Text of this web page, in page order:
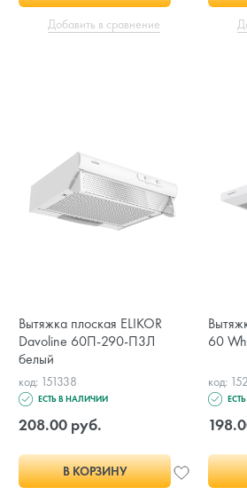
Добавить в сравнение
Вытяжка плоская ELIKOR
Davoline 60П-290-П3Л
белый
код: 151338
ЕСТЬ В НАЛИЧИИ
208.00 руб.
В КОРЗИНУ
60
код: